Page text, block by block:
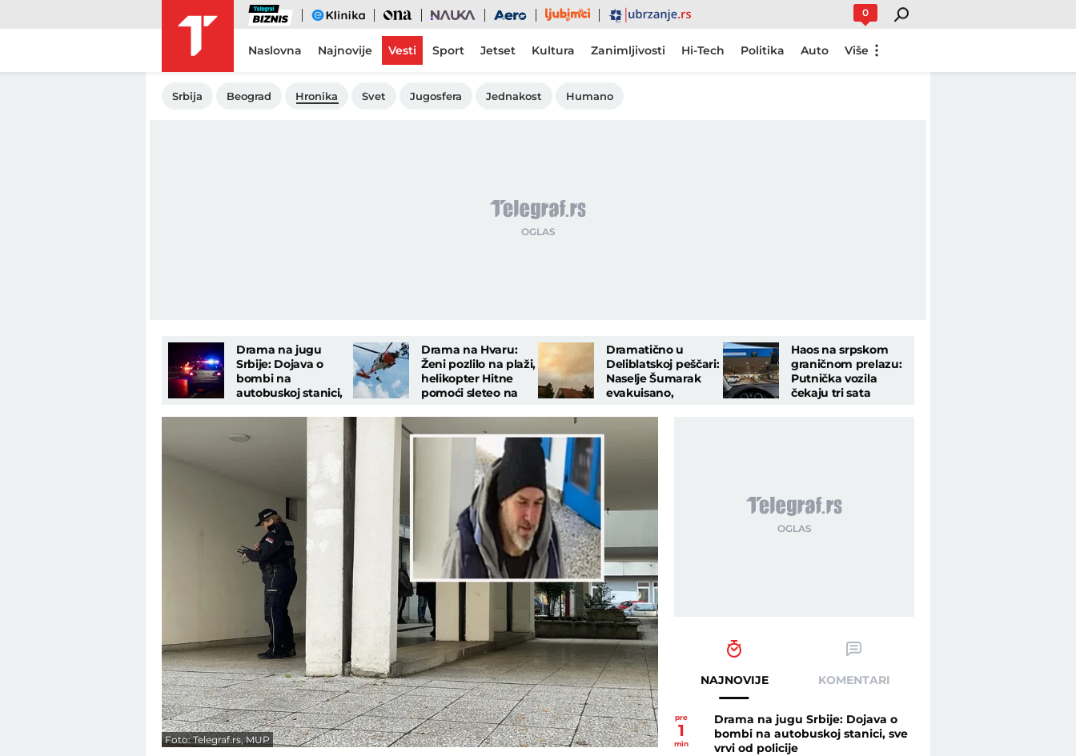
Biznis eKlinika Ona Nauka Aero Ljubimci Ubrzanje 0
Naslovna Najnovije Vesti Sport Jetset Kultura Zanimljivosti Hi-Tech Politika Auto Više
Srbija Beograd Hronika Svet Jugosfera Jednakost Humano
Drama na jugu
Srbije: Dojava o
bombi na
autobuskoj stanici,
Drama na Hvaru:
Ženi pozlilo na plaži,
helikopter Hitne
pomoći sleteo na
nemogućim
uslovima!
Dramatično u
Deliblatskoj peščari:
Naselje Šumarak
evakuisano,
situacija, sve će da
Haos na srpskom
graničnom prelazu:
Putnička vozila
čekaju tri sata
Foto: Telegraf.rs, MUP
NAJNOVIJE KOMENTARI
pre
1
min
Drama na jugu Srbije: Dojava o
bombi na autobuskoj stanici, sve
vrvi od policije